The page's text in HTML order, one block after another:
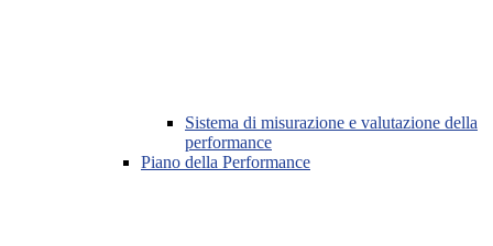
Sistema di misurazione e valutazione della
performance
Piano della Performance